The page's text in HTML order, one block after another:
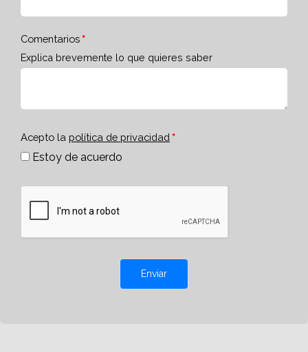
Comentarios
Explica brevemente lo que quieres saber
Acepto la política de privacidad
Estoy de acuerdo
Enviar